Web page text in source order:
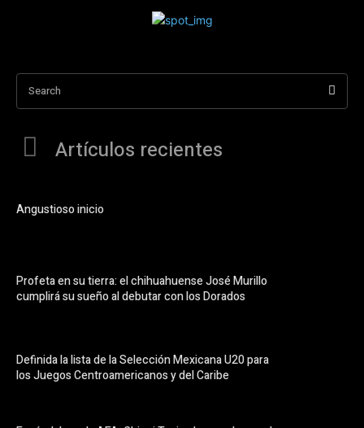
Search
Artículos recientes
Angustioso inicio
Profeta en su tierra: el chihuahuense José Murillo
cumplirá su sueño al debutar con los Dorados
Definida la lista de la Selección Mexicana U20 para
los Juegos Centroamericanos y del Caribe